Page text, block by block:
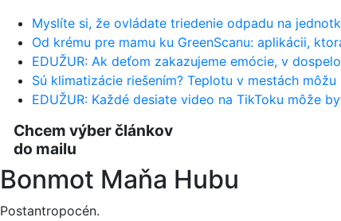
Myslíte si, že ovládate triedenie odpadu na
Od krému pre mamu ku GreenScanu: aplikácii,
EDUŽUR: Ak deťom zakazujeme emócie, v
Sú klimatizácie riešením? Teplotu v mestách
EDUŽUR: Každé desiate video na TikToku môže
Chcem výber článkov
do mailu
Bonmot Maňa Hubu
Postantropocén.